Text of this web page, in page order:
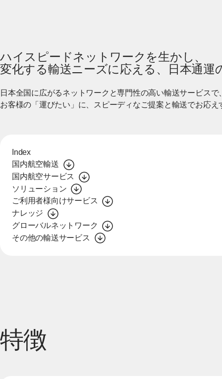
ハイスピードネットワークを生かし、
変化する輸送ニーズに応える、日本通運
日本全国に広がるネットワークと専門性の高い輸送サービス
お客様の「運びたい」に、スピーディなご提案と輸送でお応
Index
国内航空輸送
国内航空サービス
ソリューション
ご利用者様向けサービス
ナレッジ
グローバルネットワーク
その他の輸送サービス
特徴